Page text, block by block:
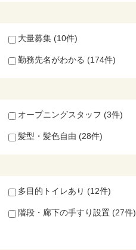
大量募集 (10件)
勤務先名がわかる (174件)
オープニングスタッフ (3件)
髪型・髪色自由 (28件)
多目的トイレあり (12件)
階段・廊下の手すり設置 (27件)